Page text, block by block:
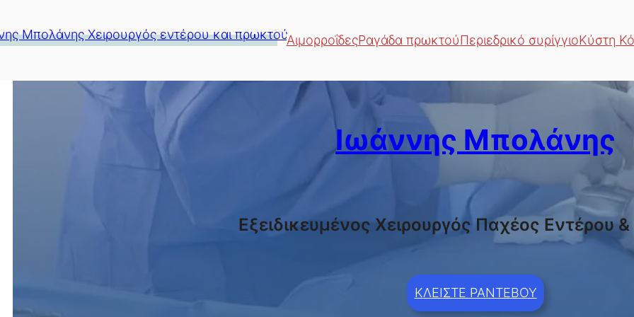
στο
ΑιμορροΐδεςΡαγάδα πρωκτούΠεριεδρικό συρίγγιοΚύστη
Ιωάννης Μπολάνης
Εξειδικευμένος Χειρουργός Παχέος Εντέρου
ΚΛΕΙΣΤΕ ΡΑΝΤΕΒΟΥ